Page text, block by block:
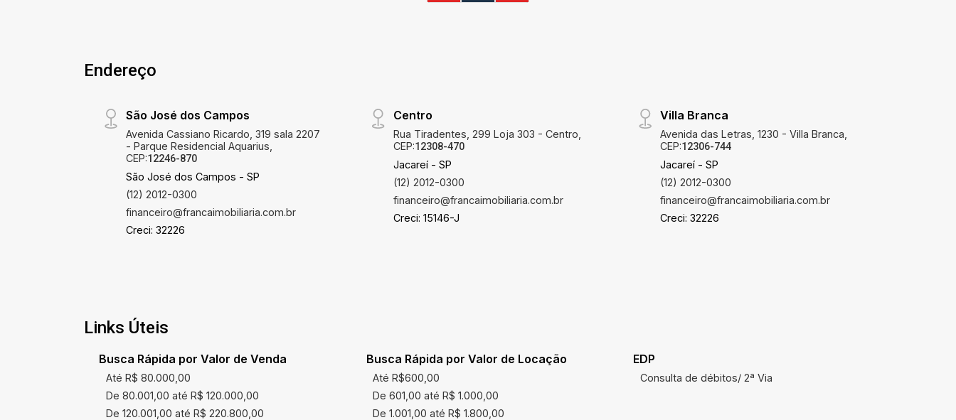
Endereço
São José dos Campos
Avenida Cassiano Ricardo, 319 sala 2207
- Parque Residencial Aquarius,
CEP:12246-870
São José dos Campos - SP
(12) 2012-0300
financeiro@francaimobiliaria.com.br
Creci: 32226
Centro
Rua Tiradentes, 299 Loja 303 - Centro,
CEP:12308-470
Jacareí - SP
(12) 2012-0300
financeiro@francaimobiliaria.com.br
Creci: 15146-J
Villa Branca
Avenida das Letras, 1230 - Villa Branca,
CEP:12306-744
Jacareí - SP
(12) 2012-0300
financeiro@francaimobiliaria.com.br
Creci: 32226
Links Úteis
Busca Rápida por Valor de Venda
Até R$ 80.000,00
De 80.001,00 até R$ 120.000,00
De 120.001,00 até R$ 220.800,00
Busca Rápida por Valor de Locação
Até R$600,00
De 601,00 até R$ 1.000,00
De 1.001,00 até R$ 1.800,00
EDP
Consulta de débitos/ 2ª Via